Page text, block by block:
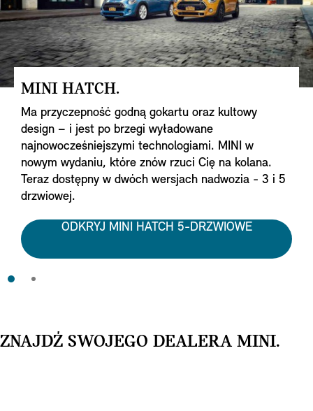
MINI HATCH.
Ma przyczepność godną gokartu oraz kultowy
design – i jest po brzegi wyładowane
najnowocześniejszymi technologiami. MINI w
nowym wydaniu, które znów rzuci Cię na kolana.
Teraz dostępny w dwóch wersjach nadwozia - 3 i 5
drzwiowej.
ODKRYJ MINI HATCH 5-DRZWIOWE
ZNAJDŹ SWOJEGO DEALERA MINI.